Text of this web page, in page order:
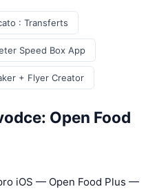
: Transferts
Speed Box App
+ Flyer Creator
Open Food
iOS — Open Food Plus —